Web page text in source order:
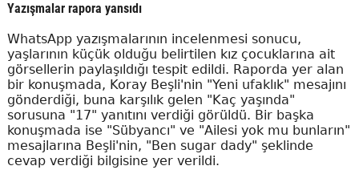
Yazışmalar rapora yansıdı
WhatsApp yazışmalarının incelenmesi sonucu,
yaşlarının küçük olduğu belirtilen kız çocuklarına ait
görsellerin paylaşıldığı tespit edildi. Raporda yer alan
bir konuşmada, Koray Beşli'nin "Yeni ufaklık" mesajını
gönderdiği, buna karşılık gelen "Kaç yaşında"
sorusuna "17" yanıtını verdiği görüldü. Bir başka
konuşmada ise "Sübyancı" ve "Ailesi yok mu bunların"
mesajlarına Beşli'nin, "Ben sugar dady" şeklinde
cevap verdiği bilgisine yer verildi.